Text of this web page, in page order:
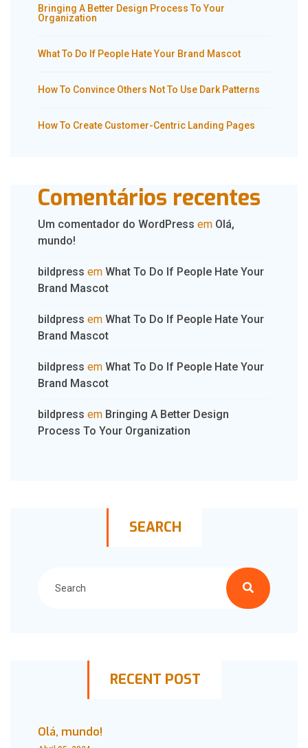
Bringing A Better Design Process To Your
Organization
What To Do If People Hate Your Brand Mascot
How To Convince Others Not To Use Dark Patterns
How To Create Customer-Centric Landing Pages
Comentários recentes
Um comentador do WordPress em Olá,
mundo!
bildpress em What To Do If People Hate Your
Brand Mascot
bildpress em What To Do If People Hate Your
Brand Mascot
bildpress em What To Do If People Hate Your
Brand Mascot
bildpress em Bringing A Better Design
Process To Your Organization
SEARCH
RECENT POST
Olá, mundo!